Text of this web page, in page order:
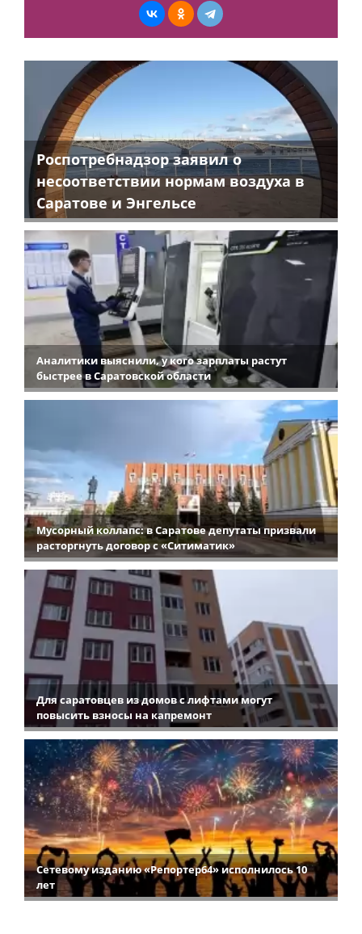
Роспотребнадзор заявил о
несоответствии нормам воздуха в
Саратове и Энгельсе
Аналитики выяснили, у кого зарплаты растут
быстрее в Саратовской области
Мусорный коллапс: в Саратове депутаты призвали
расторгнуть договор с «Ситиматик»
Для саратовцев из домов с лифтами могут
повысить взносы на капремонт
Сетевому изданию «Репортер64» исполнилось 10
лет